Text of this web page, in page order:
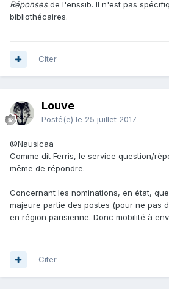
Réponsesde l'enssib. Il n'est pas
bibliothécaires.
Citer
Louve
Posté(e) le 25 juillet 2017
@Nausicaa
Comme dit Ferris, le service question/
même de répondre.
Concernant les nominations, en état,
majeure partie des postes (pour ne pas
en région parisienne. Donc mobilité à
Citer